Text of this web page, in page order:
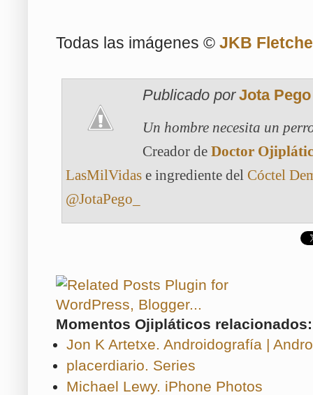
Todas las imágenes © JKB
Publicado por Jota Pego
Un hombre necesita un
Creador de Doctor
LasMilVidas e ingrediente del Cóctel
@JotaPego_
Momentos Ojipláticos relacionados:
Jon K Artetxe. Androidografía |
placerdiario. Series
Michael Lewy. iPhone Photos